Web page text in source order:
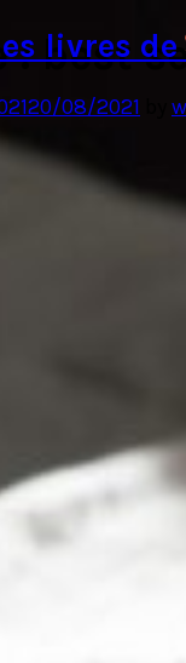
:best
livres
20/08/2021